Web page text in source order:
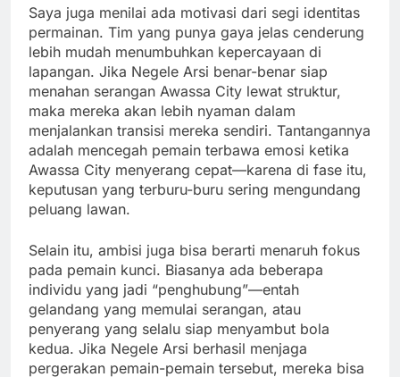
Saya juga menilai ada motivasi dari segi identitas
permainan. Tim yang punya gaya jelas cenderung
lebih mudah menumbuhkan kepercayaan di
lapangan. Jika Negele Arsi benar-benar siap
menahan serangan Awassa City lewat struktur,
maka mereka akan lebih nyaman dalam
menjalankan transisi mereka sendiri. Tantangannya
adalah mencegah pemain terbawa emosi ketika
Awassa City menyerang cepat—karena di fase itu,
keputusan yang terburu-buru sering mengundang
peluang lawan.
Selain itu, ambisi juga bisa berarti menaruh fokus
pada pemain kunci. Biasanya ada beberapa
individu yang jadi “penghubung”—entah
gelandang yang memulai serangan, atau
penyerang yang selalu siap menyambut bola
kedua. Jika Negele Arsi berhasil menjaga
pergerakan pemain-pemain tersebut, mereka bisa